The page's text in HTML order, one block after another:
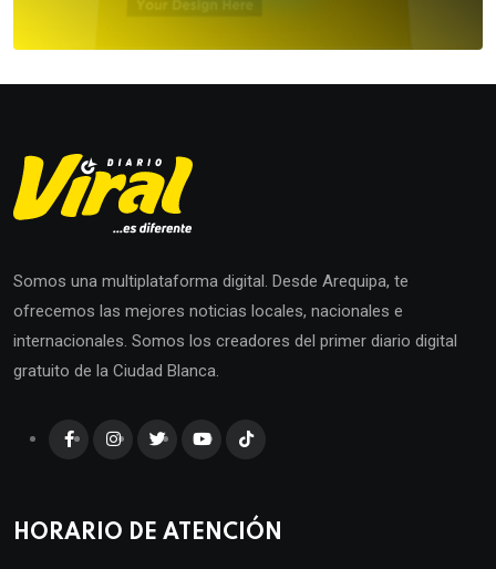
Somos una multiplataforma digital. Desde Arequipa, te
ofrecemos las mejores noticias locales, nacionales e
internacionales. Somos los creadores del primer diario digital
gratuito de la Ciudad Blanca.
HORARIO DE ATENCIÓN